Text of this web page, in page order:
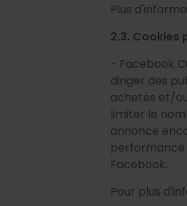
Plus
2.3.
- Facebook
diriger des
achetés et/
limiter le
annonce
performance
Facebook.
Pour plus